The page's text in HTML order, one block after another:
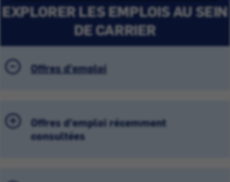
EXPLORER LES EMPLOIS AU SEIN
DE CARRIER
Offres d'emploi
Offres d'emploi récemment
consultées